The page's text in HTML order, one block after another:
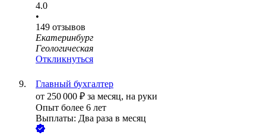
4.0
•
149 отзывов
Екатеринбург
Геологическая
Откликнуться
Главный бухгалтер
от 250 000 ₽ за месяц, на руки
Опыт более 6 лет
Выплаты: Два раза в месяц